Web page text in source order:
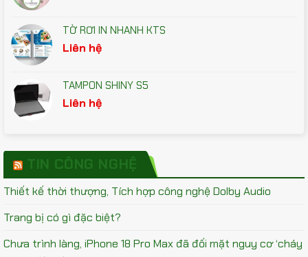
790.000₫.
TỜ RƠI IN NHANH KTS
Liên hệ
TAMPON SHINY S5
Liên hệ
TIN CÔNG NGHỆ
Thiết kế thời thượng, Tích hợp công nghệ Dolby Audio
Trang bị có gì đặc biệt?
Chưa trình làng, iPhone 18 Pro Max đã đối mặt nguy cơ ‘cháy